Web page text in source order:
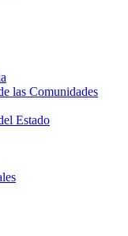
las Comunidades
Estado